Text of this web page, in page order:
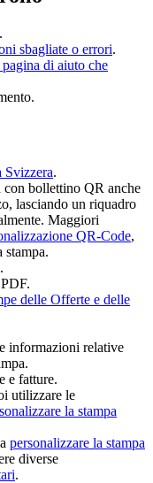
sbagliate o errori.
di aiuto che
Svizzera.
con bollettino QR anche
lasciando un riquadro
Maggiori
QR-Code,
stampa.
.
delle Offerte e delle
informazioni relative
e fatture.
utilizzare le
la stampa
personalizzare la stampa
diverse
.